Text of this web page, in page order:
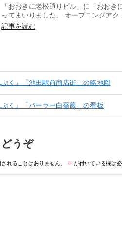
「おおきに老松通りビル」に「おお
ってまいりました。 オープニングア
記事を読む
く』「池田駅前商店街」の略地図
く』「パーラー白薔薇」の看板
うぞ
れることはありません。 ※ が付いている欄は